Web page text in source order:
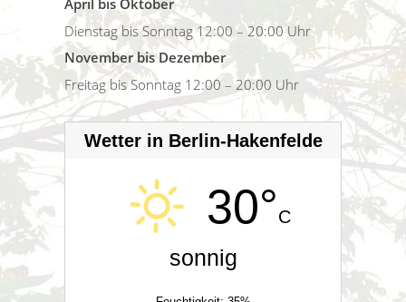
April bis Oktober
Dienstag bis Sonntag 12:00 – 20:00 Uhr
November bis Dezember
Freitag bis Sonntag 12:00 – 20:00 Uhr
Wetter in Berlin-Hakenfelde
30°C
sonnig